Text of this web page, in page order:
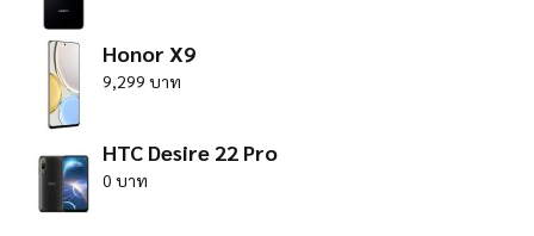
Honor X9
9,299 บาท
HTC Desire 22 Pro
0 บาท